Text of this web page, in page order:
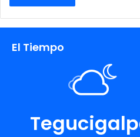
El Tiempo